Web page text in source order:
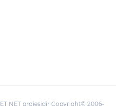
projesidir Copyright© 2006-